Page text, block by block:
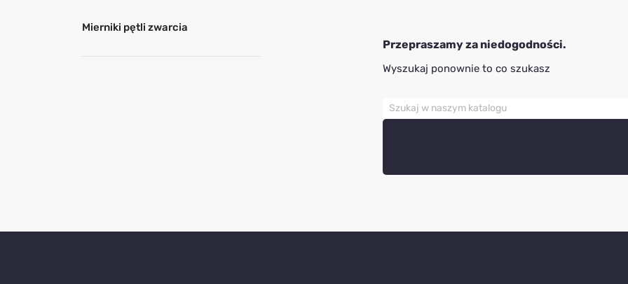
Mierniki pętli zwarcia
Przepraszamy za niedogodności.
Wyszukaj ponownie to co szukasz